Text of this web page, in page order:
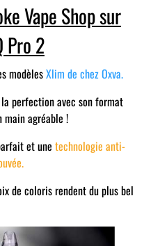
Vape Shop sur
Pro 2
modèlesXlim de chez Oxva.
perfection avec son format
agréable !
et une technologie anti-
de coloris rendent du plus bel